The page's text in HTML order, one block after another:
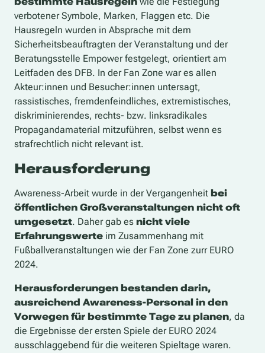
verbotener Symbole, Marken, Flaggen etc. Die
Hausregeln wurden in Absprache mit dem
Sicherheitsbeauftragten der Veranstaltung und der
Beratungsstelle Empower festgelegt, orientiert am
Leitfaden des DFB. In der Fan Zone war es allen
Akteur:innen und Besucher:innen untersagt,
rassistisches, fremdenfeindliches, extremistisches,
diskriminierendes, rechts- bzw. linksradikales
Propagandamaterial mitzuführen, selbst wenn es
strafrechtlich nicht relevant ist.
Herausforderung
Awareness-Arbeit wurde in der Vergangenheit bei
öffentlichen Großveranstaltungen nicht oft
umgesetzt. Daher gab es nicht viele
Erfahrungswerte im Zusammenhang mit
Fußballveranstaltungen wie derFan Zone zurrEURO
2024.
Herausforderungen bestanden darin,
ausreichend Awareness-Personal in den
Vorwegen für bestimmte Tage zu planen, da
die Ergebnisse der ersten Spiele der EURO 2024
ausschlaggebend für die weiteren Spieltage waren.